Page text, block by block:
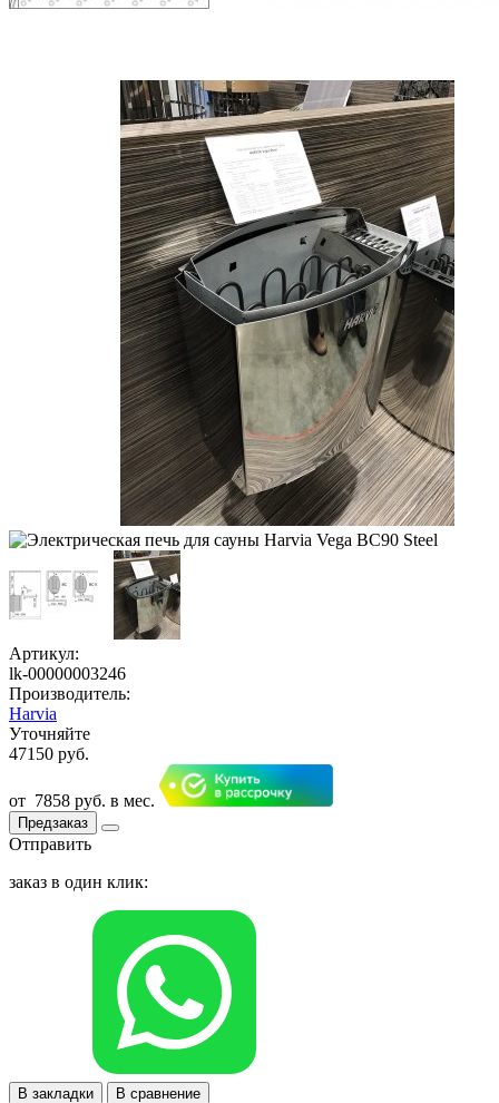
Артикул:
lk-00000003246
Производитель:
Harvia
Уточняйте
47150 руб.
от 7858 руб. в мес.
Предзаказ
Отправить
заказ в один клик:
В закладки В сравнение